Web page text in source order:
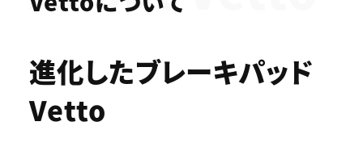
進化したブレーキパッド
Vetto